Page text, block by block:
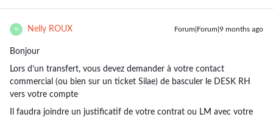
N Nelly ROUX Forum|Forum|9 months ago
Bonjour
Lors d’un transfert, vous devez demander à votre contact
commercial (ou bien sur un ticket Silae) de basculer le DESK RH
vers votre compte
Il faudra joindre un justificatif de votre contrat ou LM avec votre